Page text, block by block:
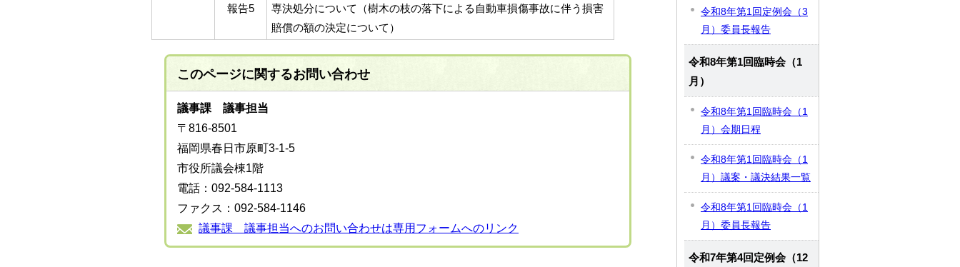
報告5
専決処分について（樹木の枝の落下による自動車損傷事故に伴う損害
賠償の額の決定について）
このページに関するお問い合わせ
議事課 議事担当
〒816-8501
福岡県春日市原町3-1-5
市役所議会棟1階
電話：092-584-1113
ファクス：092-584-1146
議事課 議事担当へのお問い合わせは専用フォームへのリンク
令和8年第1回定例会（3
月）委員長報告
令和8年第1回臨時会（1
月）
令和8年第1回臨時会（1
月）会期日程
令和8年第1回臨時会（1
月）議案・議決結果一覧
令和8年第1回臨時会（1
月）委員長報告
令和7年第4回定例会（12